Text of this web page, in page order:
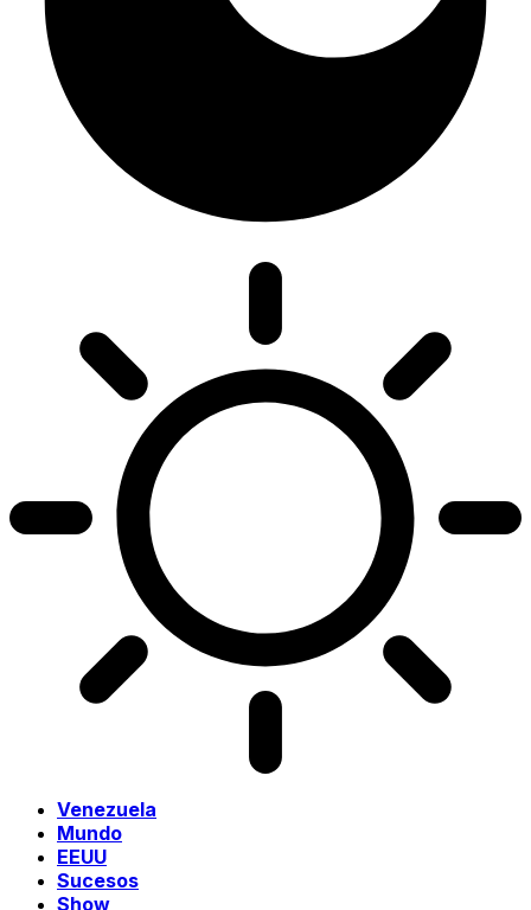
Venezuela
Mundo
EEUU
Sucesos
Show